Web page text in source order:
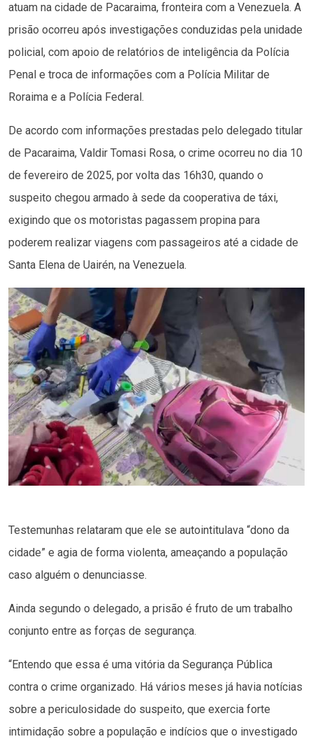
atuam na cidade de Pacaraima, fronteira com a Venezuela. A
prisão ocorreu após investigações conduzidas pela unidade
policial, com apoio de relatórios de inteligência da Polícia
Penal e troca de informações com a Polícia Militar de
Roraima e a Polícia Federal.
De acordo com informações prestadas pelo delegado titular
de Pacaraima, Valdir Tomasi Rosa, o crime ocorreu no dia 10
de fevereiro de 2025, por volta das 16h30, quando o
suspeito chegou armado à sede da cooperativa de táxi,
exigindo que os motoristas pagassem propina para
poderem realizar viagens com passageiros até a cidade de
Santa Elena de Uairén, na Venezuela.
Testemunhas relataram que ele se autointitulava “dono da
cidade” e agia de forma violenta, ameaçando a população
caso alguém o denunciasse.
Ainda segundo o delegado, a prisão é fruto de um trabalho
conjunto entre as forças de segurança.
“Entendo que essa é uma vitória da Segurança Pública
contra o crime organizado. Há vários meses já havia notícias
sobre a periculosidade do suspeito, que exercia forte
intimidação sobre a população e indícios que o investigado